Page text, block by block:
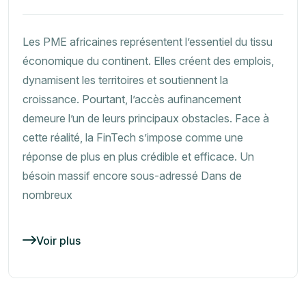
Les PME africaines représentent l’essentiel du tissu
économique du continent. Elles créent des emplois,
dynamisent les territoires et soutiennent la
croissance. Pourtant, l’accès aufinancement
demeure l’un de leurs principaux obstacles. Face à
cette réalité, la FinTech s’impose comme une
réponse de plus en plus crédible et efficace. Un
bésoin massif encore sous-adressé Dans de
nombreux
Voir plus